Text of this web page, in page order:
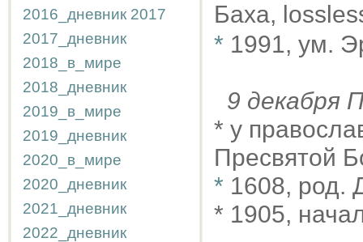
2016_дневник 2017
2017_дневник
2018_в_мире
2018_дневник
2019_в_мире
2019_дневник
2020_в_мире
2020_дневник
2021_дневник
2022_дневник
Баха,
* 1991, ум.
9
* у
Пресвятой
* 1608, род.
* 1905,